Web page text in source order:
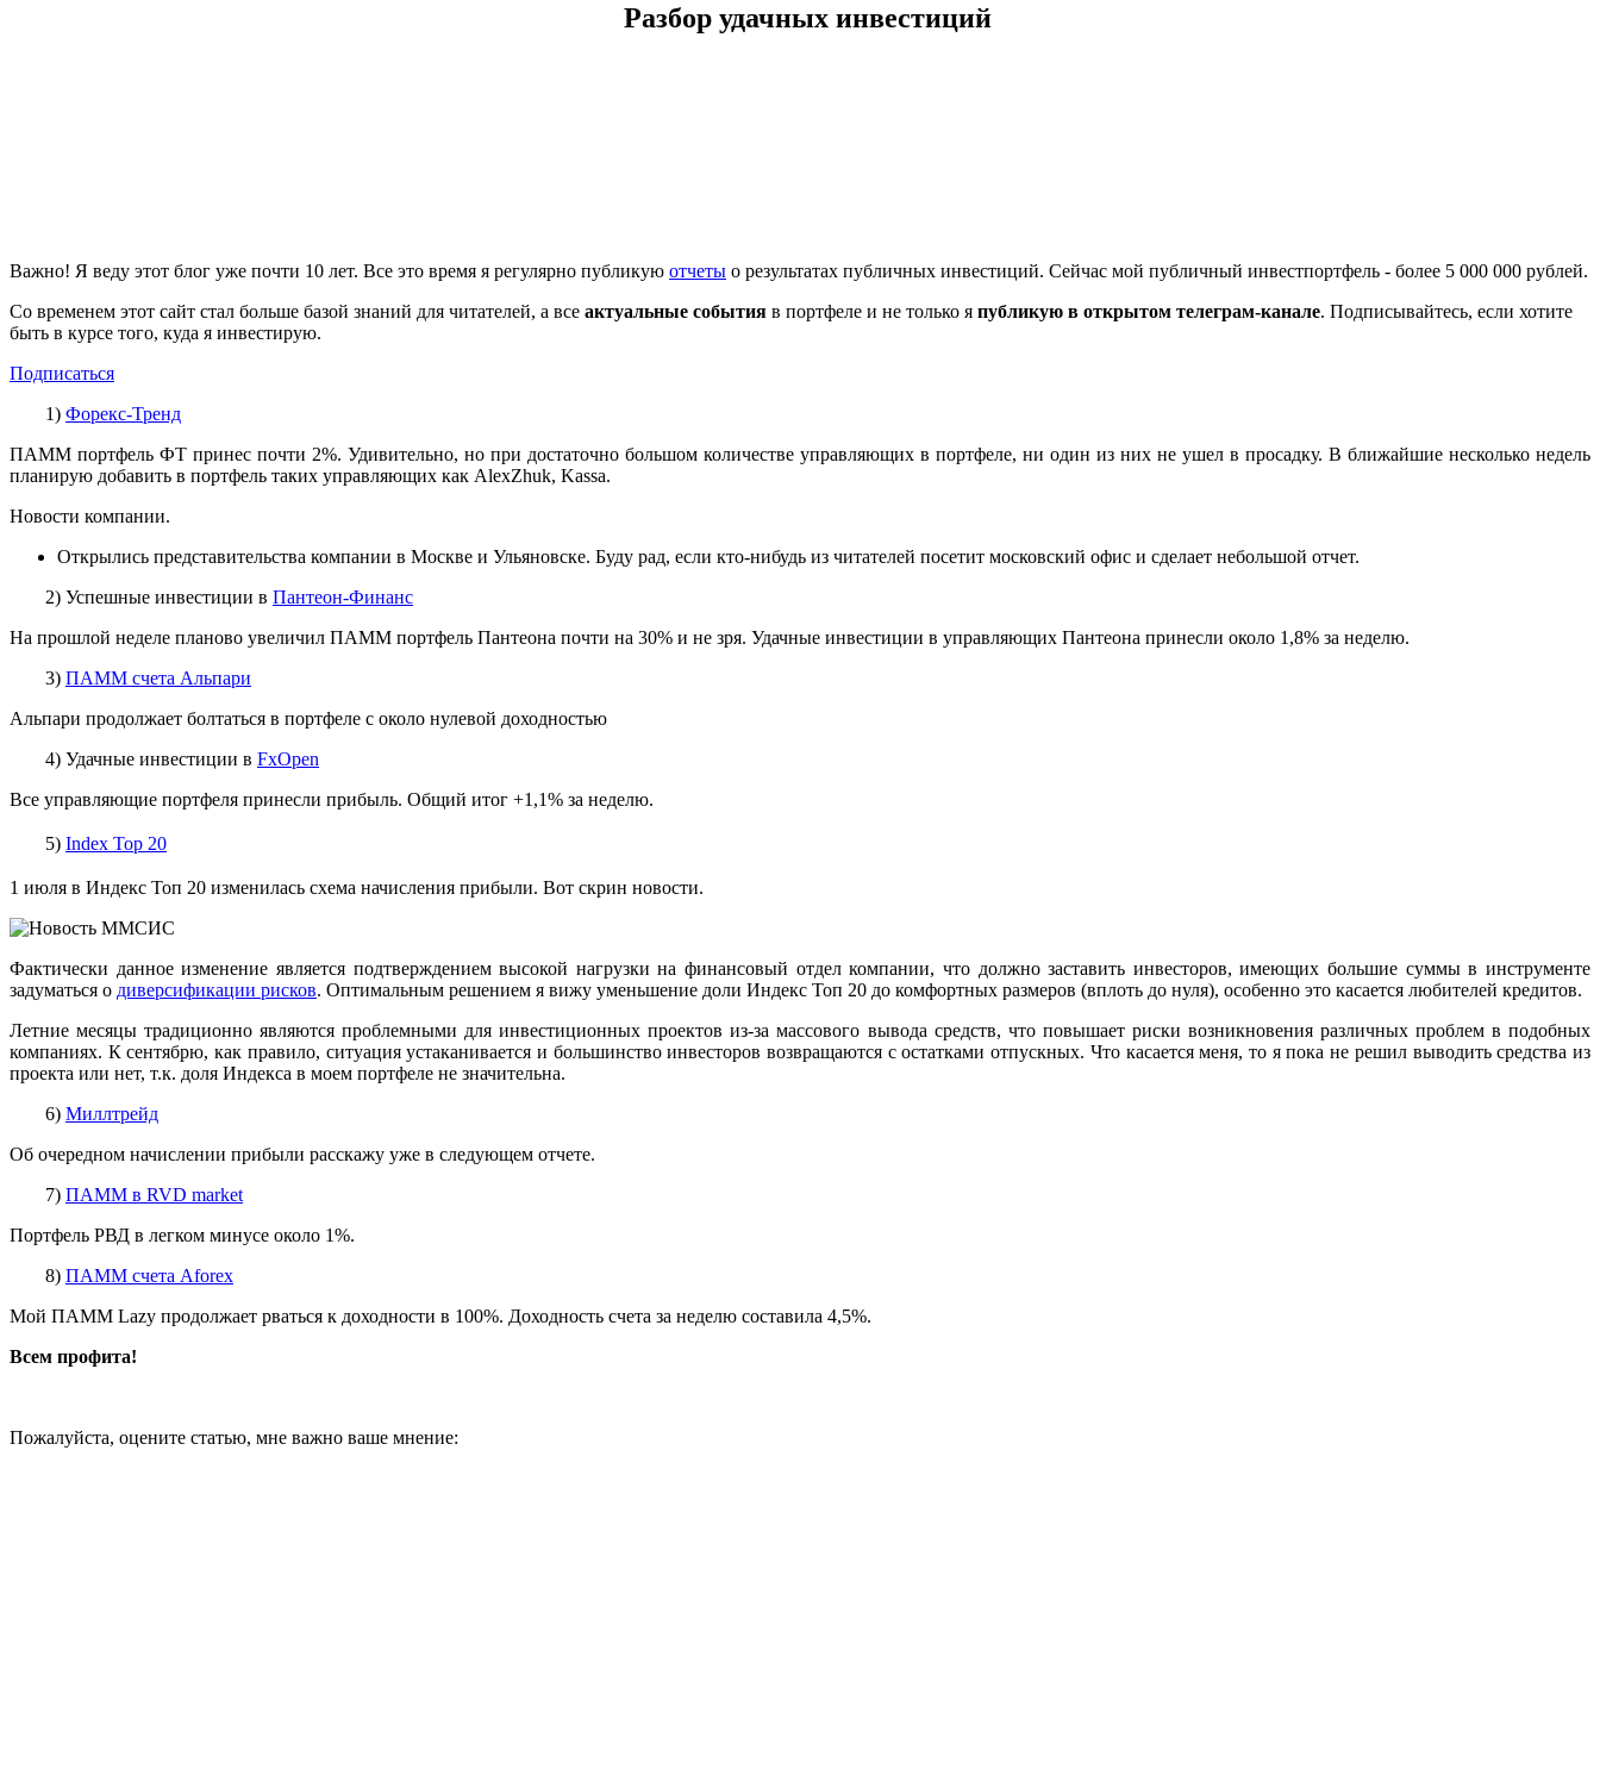
Разбор удачных инвестиций
Важно! Я веду этот блог уже почти 10 лет. Все это время я регулярно публикую отчеты о результатах публичных инвестиций. Сейчас мой публичный инвестпортфель - более 5 000 000 рублей.
Со временем этот сайт стал больше базой знаний для читателей, а все актуальные события в портфеле и не только я публикую в открытом телеграм-канале. Подписывайтесь, если хотите
быть в курсе того, куда я инвестирую.
Подписаться
1) Форекс-Тренд
ПАММ портфель ФТ принес почти 2%. Удивительно, но при достаточно большом количестве управляющих в портфеле, ни один из них не ушел в просадку. В ближайшие несколько недель
планирую добавить в портфель таких управляющих как AlexZhuk, Kassa.
Новости компании.
Открылись представительства компании в Москве и Ульяновске. Буду рад, если кто-нибудь из читателей посетит московский офис и сделает небольшой отчет.
2) Успешные инвестиции в Пантеон-Финанс
На прошлой неделе планово увеличил ПАММ портфель Пантеона почти на 30% и не зря. Удачные инвестиции в управляющих Пантеона принесли около 1,8% за неделю.
3) ПАММ счета Альпари
Альпари продолжает болтаться в портфеле с около нулевой доходностью
4) Удачные инвестиции в FxOpen
Все управляющие портфеля принесли прибыль. Общий итог +1,1% за неделю.
5) Index Top 20
1 июля в Индекс Топ 20 изменилась схема начисления прибыли. Вот скрин новости.
Фактически данное изменение является подтверждением высокой нагрузки на финансовый отдел компании, что должно заставить инвесторов, имеющих большие суммы в инструменте
задуматься о диверсификации рисков. Оптимальным решением я вижу уменьшение доли Индекс Топ 20 до комфортных размеров (вплоть до нуля), особенно это касается любителей кредитов.
Летние месяцы традиционно являются проблемными для инвестиционных проектов из-за массового вывода средств, что повышает риски возникновения различных проблем в подобных
компаниях. К сентябрю, как правило, ситуация устаканивается и большинство инвесторов возвращаются с остатками отпускных. Что касается меня, то я пока не решил выводить средства из
проекта или нет, т.к. доля Индекса в моем портфеле не значительна.
6) Миллтрейд
Об очередном начислении прибыли расскажу уже в следующем отчете.
7) ПАММ в RVD market
Портфель РВД в легком минусе около 1%.
8) ПАММ счета Aforex
Мой ПАММ Lazy продолжает рваться к доходности в 100%. Доходность счета за неделю составила 4,5%.
Всем профита!
Пожалуйста, оцените статью, мне важно ваше мнение: